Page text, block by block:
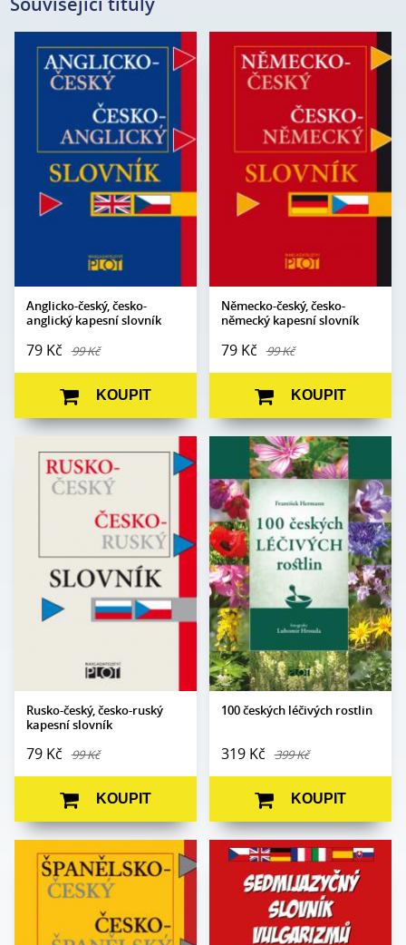
Související tituly
Anglicko-český, česko-
anglický kapesní slovník
79 Kč 99 Kč
Autor:
kolektiv autorů
Slovníky
Počet stran:
416
Formát:
80 x 110
Vazba:
V2 (brož.)
Obrazová část:
N/A
Datum vydání:
1. 10. 2019
KOUPIT
Německo-český, česko-
německý kapesní slovník
79 Kč 99 Kč
Autor:
kolektiv autorů
Slovníky
Počet stran:
448
80 x 110
Vazba:
V2 (brož.)
Obrazová část:
N/A
Datum vydání:
1. 10. 2019
KOUPIT
Rusko-český, česko-ruský
kapesní slovník
79 Kč 99 Kč
Autor:
kolektiv autorů
Slovníky
384
80 x 110
V2 (brož.)
Obrazová část:
N/A
Datum vydání:
1. 10. 2019
KOUPIT
100 českých léčivých rostlin
319 Kč 399 Kč
Autor:
František Hermann,
Lubomír Hrouda
Edice:
mimo edice
Počet
stran:
220
Formát:
145 x 210
Vazba:
V8a (pevná)
Obrazová
část:
Barevné fotografie
Datum
vydání:
KOUPIT
Autor:
Roman Casado
Slovníky
Počet stran:
384
kolektiv autorů
Slovníky
Počet stran:
120